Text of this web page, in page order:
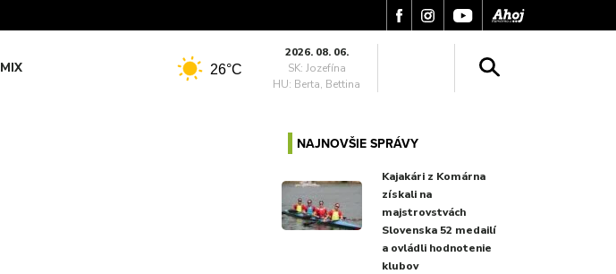
MIX 26°C
2026. 08. 06.
SK: Jozefína
HU: Berta, Bettina
NAJNOVŠIE SPRÁVY
Kajakári z Komárna
získali na
majstrovstvách
Slovenska 52 medailí
a ovládli hodnotenie
klubov